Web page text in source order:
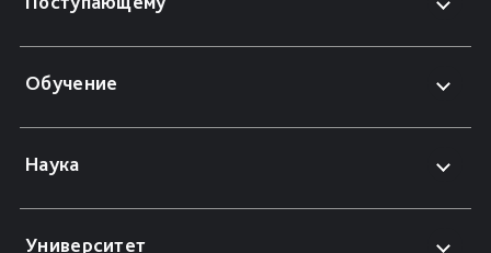
Обучение
Наука
Университет